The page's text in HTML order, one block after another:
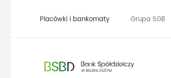
Placówki i bankomaty Grupa SGB